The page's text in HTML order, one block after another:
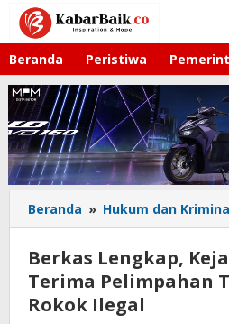
Lewati
konten
Beranda Peristiwa
Beranda » Hukum dan
Berkas Lengkap,
Terima Pelimpahan
Rokok Ilegal